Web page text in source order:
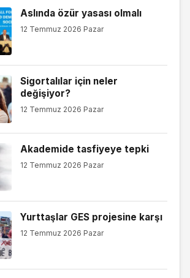
Aslında özür yasası olmalı
12 Temmuz 2026 Pazar
Sigortalılar için neler
değişiyor?
12 Temmuz 2026 Pazar
Akademide tasfiyeye tepki
12 Temmuz 2026 Pazar
Yurttaşlar GES projesine karşı
12 Temmuz 2026 Pazar